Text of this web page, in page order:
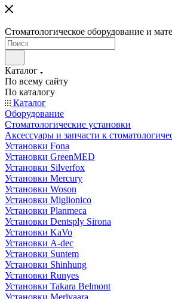
Стоматологическое оборудование и
Каталог
По всему сайту
По каталогу
Каталог
Оборудование
Стоматологические установки
Аксессуары и запчасти к
Установки Fona
Установки GreenMED
Установки Silverfox
Установки Mercury
Установки Woson
Установки Miglionico
Установки Planmeca
Установки Dentsply Sirona
Установки KaVo
Установки A-dec
Установки Suntem
Установки Shinhung
Установки Runyes
Установки Takara Belmont
Установки Merivaara